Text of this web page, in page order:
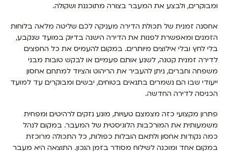
ומבוקרים, ולבצע את המעבר בצורה מתוכננת ושקולה.
אחסנה זמנית של תכולת הדירה מעניקה לכם שליטה מלאה בלוחות
הזמנים ומאפשרת לפנות את הדירה הישנה בדיוק במועד שנקבע,
בלי לחץ ובלי אילוצים מיותרים. במקום להעמיס את כל החפצים
לדירה זמנית קטנה, לשנע אותם פעמיים או לבקש טובות מבני
משפחה וחברים, ניתן להעביר את הריהוט והציוד למתחם אחסון
ייעודי שבו הם נשמרים בתנאים בטוחים, יבשים ומבוקרים עד למועד
הכניסה לדירה החדשה.
פתרון מקצועי כזה מצמצם טעויות, מונע נזקים לרהיטים ומפחית
משמעותית את המורכבות הלוגיסטית של המעבר. במקום לנהל
כמה נקודות אחסון ולתאם הובלות כפולות, כל התכולה מרוכזת
במקום אחד ומוכנה לשילוח מסודר בזמן הנכון. התוצאה היא מעבר